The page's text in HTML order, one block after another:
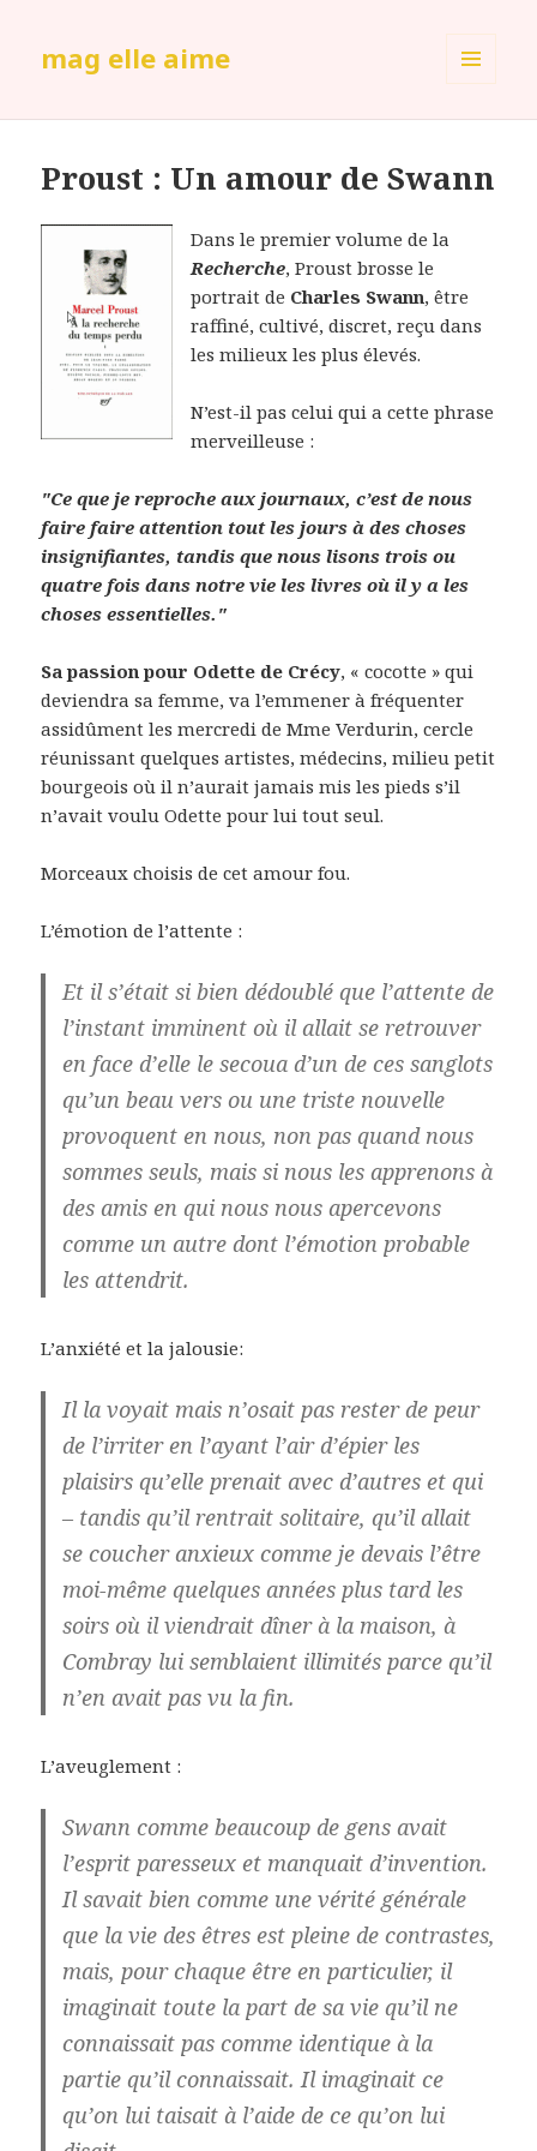
mag elle aime
Proust : Un amour de Swann
Dans le premier volume de la
Recherche, Proust brosse le
portrait de Charles Swann, être
raffiné, cultivé, discret, reçu dans
les milieux les plus élevés.
N’est-il pas celui qui a cette phrase
merveilleuse :
"Ce que je reproche aux journaux, c’est de nous
faire faire attention tout les jours à des choses
insignifiantes, tandis que nous lisons trois ou
quatre fois dans notre vie les livres où il y a les
choses essentielles."
Sa passion pour Odette de Crécy, « cocotte » qui
deviendra sa femme, va l’emmener à fréquenter
assidûment les mercredi de Mme Verdurin, cercle
réunissant quelques artistes, médecins, milieu petit
bourgeois où il n’aurait jamais mis les pieds s’il
n’avait voulu Odette pour lui tout seul.
Morceaux choisis de cet amour fou.
L’émotion de l’attente :
Et il s’était si bien dédoublé que l’attente de
l’instant imminent où il allait se retrouver
en face d’elle le secoua d’un de ces sanglots
qu’un beau vers ou une triste nouvelle
provoquent en nous, non pas quand nous
sommes seuls, mais si nous les apprenons à
des amis en qui nous nous apercevons
comme un autre dont l’émotion probable
les attendrit.
L’anxiété et la jalousie:
Il la voyait mais n’osait pas rester de peur
de l’irriter en l’ayant l’air d’épier les
plaisirs qu’elle prenait avec d’autres et qui
– tandis qu’il rentrait solitaire, qu’il allait
se coucher anxieux comme je devais l’être
moi-même quelques années plus tard les
soirs où il viendrait dîner à la maison, à
Combray lui semblaient illimités parce qu’il
n’en avait pas vu la fin.
L’aveuglement :
Swann comme beaucoup de gens avait
l’esprit paresseux et manquait d’invention.
Il savait bien comme une vérité générale
que la vie des êtres est pleine de contrastes,
mais, pour chaque être en particulier, il
imaginait toute la part de sa vie qu’il ne
connaissait pas comme identique à la
partie qu’il connaissait. Il imaginait ce
qu’on lui taisait à l’aide de ce qu’on lui